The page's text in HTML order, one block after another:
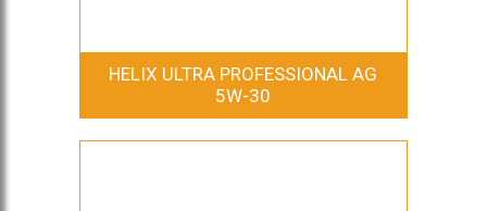
HELIX ULTRA PROFESSIONAL AG
5W-30